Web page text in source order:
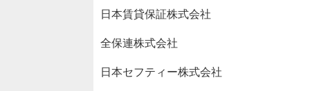
日本賃貸保証株式会社
全保連株式会社
日本セフティー株式会社